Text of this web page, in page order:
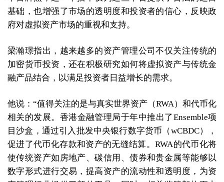
基础，也增强了市场的透明度和投资者的信心，反映政
府对虚拟资产市场的重视和支持。
梁瀚璟指出，越来越多的资产管理公司不仅关注传统的
加密货币投资，还在积极研究如何将虚拟资产与传统金
融产品结合，以满足投资者日益增长的需求。
他说：“值得关注的是与真实世界资产（RWA）和代币化
相关的发展。香港金融管理局于年中推出了Ensemble项
目沙盒，通过引入批发中央银行数字货币（wCBDC），
促进了代币化存款和资产的无缝结算。RWA的代币化将
使传统资产如房地产、碳信用、债券和贵金属等能够以
数字形式进行交易，提高资产的流动性和透明度，为资